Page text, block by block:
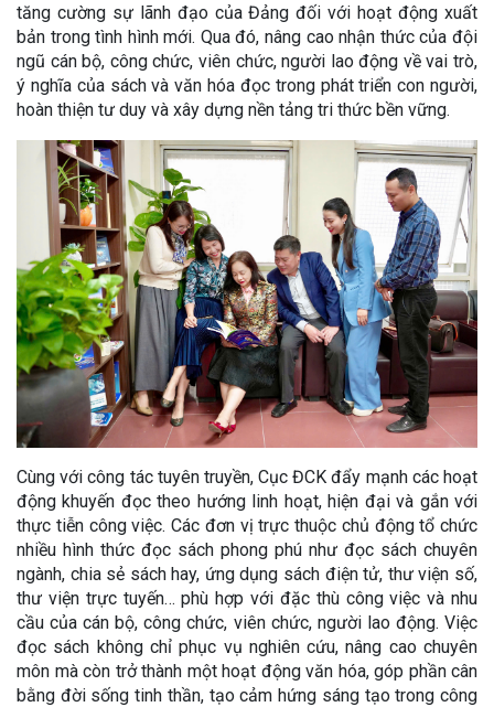
tăng cường sự lãnh đạo của Đảng đối với hoạt động xuất
bản trong tình hình mới. Qua đó, nâng cao nhận thức của đội
ngũ cán bộ, công chức, viên chức, người lao động về vai trò,
ý nghĩa của sách và văn hóa đọc trong phát triển con người,
hoàn thiện tư duy và xây dựng nền tảng tri thức bền vững.
Cùng với công tác tuyên truyền, Cục ĐCK đẩy mạnh các hoạt
động khuyến đọc theo hướng linh hoạt, hiện đại và gắn với
thực tiễn công việc. Các đơn vị trực thuộc chủ động tổ chức
nhiều hình thức đọc sách phong phú như đọc sách chuyên
ngành, chia sẻ sách hay, ứng dụng sách điện tử, thư viện số,
thư viện trực tuyến… phù hợp với đặc thù công việc và nhu
cầu của cán bộ, công chức, viên chức, người lao động. Việc
đọc sách không chỉ phục vụ nghiên cứu, nâng cao chuyên
môn mà còn trở thành một hoạt động văn hóa, góp phần cân
bằng đời sống tinh thần, tạo cảm hứng sáng tạo trong công